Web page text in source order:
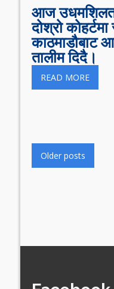
आज
दोश्रो
काठमाडौबाट
तालीम दिदै।
READ MORE
Posts
Older posts